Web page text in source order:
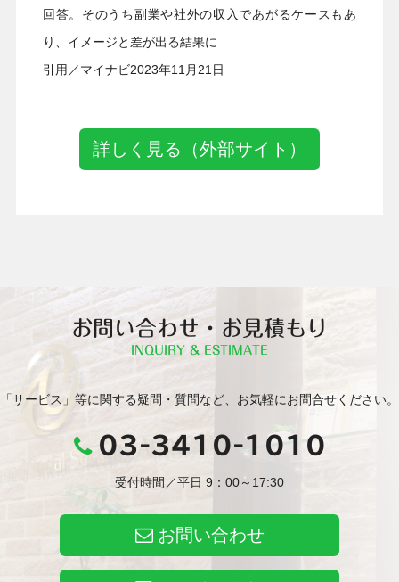
回答。そのうち副業や社外の収入であがるケースもあ
り、イメージと差が出る結果に
引用／マイナビ2023年11月21日
詳しく見る（外部サイト）
お問い合わせ・お見積もり
INQUIRY & ESTIMATE
「サービス」等に関する疑問・質問など、お気軽にお問合せください。
03-3410-1010
受付時間／平日 9：00～17:30
お問い合わせ